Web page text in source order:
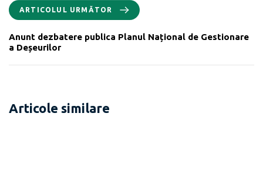
ARTICOLUL URMĂTOR
Anunt dezbatere publica Planul Național de Gestionare
a Deșeurilor
Articole similare